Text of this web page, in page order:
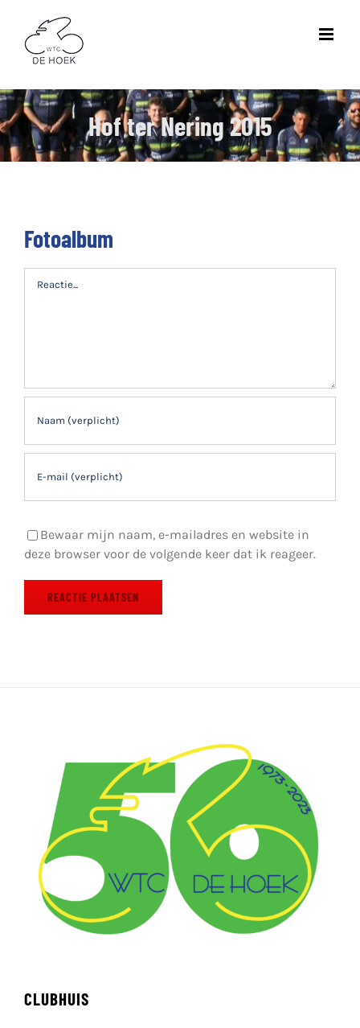
inhoud
Hof ter Nering 2015
Fotoalbum
Bewaar mijn naam, e-mailadres en website in
deze browser voor de volgende keer dat ik reageer.
CLUBHUIS